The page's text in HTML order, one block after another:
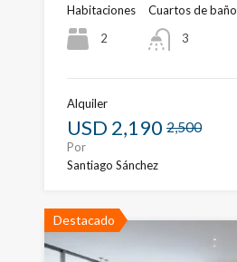
Habitaciones
2
Cuartos de baño
3
Alquiler
USD 2,190 2,500
Por
Santiago Sánchez
Destacado